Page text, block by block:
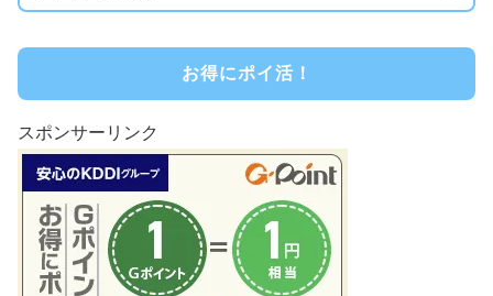
お得にポイ活！
スポンサーリンク